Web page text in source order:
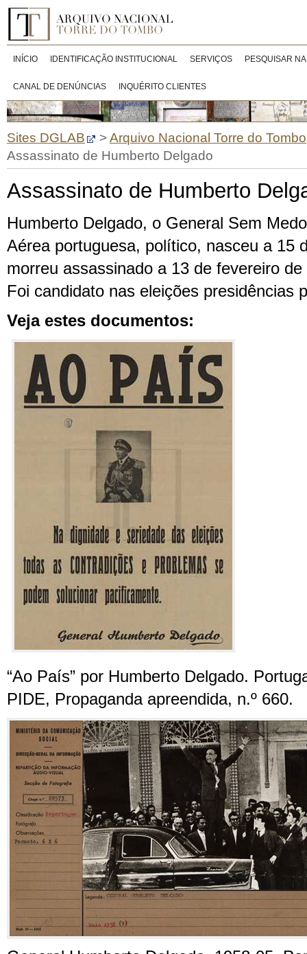
INÍCIO IDENTIFICAÇÃO INSTITUCIONAL SERVIÇOS PESQUISAR
CANAL DE DENÚNCIAS INQUÉRITO CLIENTES
Sites DGLAB >Arquivo Nacional Torre do Tombo
Assassinato de Humberto Delgado
Assassinato de Humberto
Humberto Delgado, o General Sem
Aérea portuguesa, político, nasceu a 15
morreu assassinado a 13 de fevereiro
Foi candidato nas eleições presidências
Veja estes documentos:
“Ao País” por Humberto Delgado.
PIDE, Propaganda apreendida, n.º 660.